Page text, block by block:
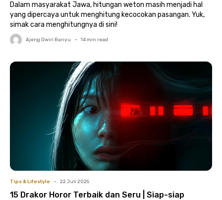
Dalam masyarakat Jawa, hitungan weton masih menjadi hal
yang dipercaya untuk menghitung kecocokan pasangan. Yuk,
simak cara menghitungnya di sini!
Ajeng Dwiri Banyu • 14 min read
Tips & Lifestyle • 22 Juli 2025
15 Drakor Horor Terbaik dan Seru | Siap-siap